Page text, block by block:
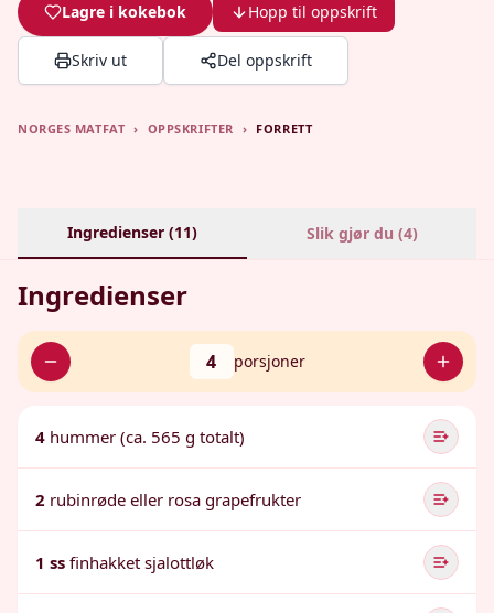
Lagre i kokebok Hopp til oppskrift
Skriv ut Del oppskrift
NORGES MATFAT › OPPSKRIFTER › FORRETT
Ingredienser (11) Slik gjør du (4)
Ingredienser
4 porsjoner
4 hummer (ca. 565 g totalt)
2 rubinrøde eller rosa grapefrukter
1 ss finhakket sjalottløk